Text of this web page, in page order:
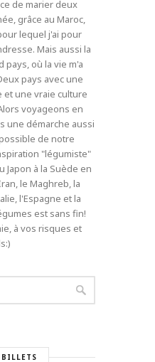
de marier deux
grâce au Maroc,
lequel j'ai pour
Mais aussi la
pays, où la vie m'a
pays avec une
et une vraie culture
voyageons en
une démarche aussi
de notre
"légumiste"
Japon à la Suède en
le Maghreb, la
l'Espagne et la
est sans fin!
à vos risques et
BILLETS